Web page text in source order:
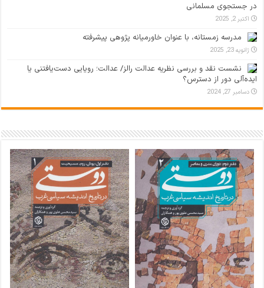
در جستجوی مسلمانی
اکتبر 2, 2025
مدرسه زمستانه، با عنوان خاورمیانه پژوهی پیشرفته
ژانویه 23, 2025
نشست نقد و بررسی نظریه عدالت رالز/ عدالت؛ رویایی دست‌یافتنی یا
ایده‌آلی دور از دسترس؟
دسامبر 27, 2024